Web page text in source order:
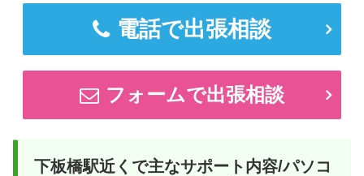
電話で出張相談
フォームで出張相談
下板橋駅近くで主なサポート内容/パソコ